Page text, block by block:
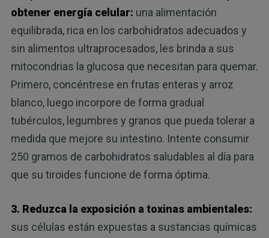
obtener energía celular: una alimentación
equilibrada, rica en los carbohidratos adecuados y
sin alimentos ultraprocesados, les brinda a sus
mitocondrias la glucosa que necesitan para quemar.
Primero, concéntrese en frutas enteras y arroz
blanco, luego incorpore de forma gradual
tubérculos, legumbres y granos que pueda tolerar a
medida que mejore su intestino. Intente consumir
250 gramos de carbohidratos saludables al día para
que su tiroides funcione de forma óptima.
3. Reduzca la exposición a toxinas ambientales:
sus células están expuestas a sustancias químicas